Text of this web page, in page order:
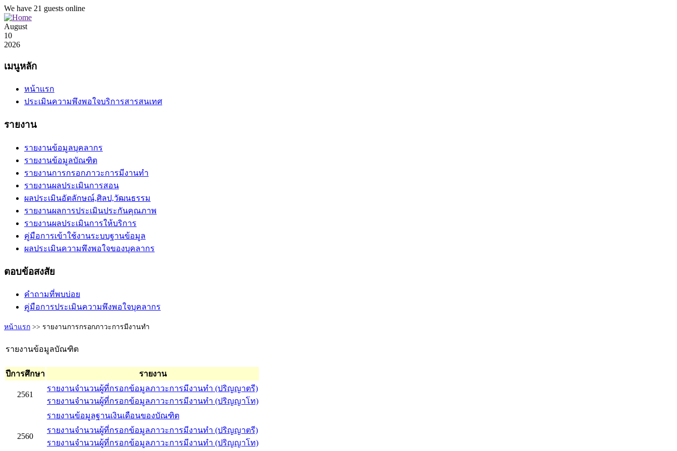
We have 21 guests online
August
10
2026
เมนูหลัก
หน้าแรก
ประเมินความพึงพอใจบริการสารสนเทศ
รายงาน
รายงานข้อมูลบุคลากร
รายงานข้อมูลบัณฑิต
รายงานการกรอกภาวะการมีงานทำ
รายงานผลประเมินการสอน
ผลประเมินอัตลักษณ์,ศิลป,วัฒนธรรม
รายงานผลการประเมินประกันคุณภาพ
รายงานผลประเมินการให้บริการ
คู่มือการเข้าใช้งานระบบฐานข้อมูล
ผลประเมินความพึงพอใจของบุคลากร
ตอบข้อสงสัย
คำถามที่พบบ่อย
คู่มือการประเมินความพึงพอใจบุคลากร
หน้าแรก >> รายงานการกรอกภาวะการมีงานทำ
รายงานข้อมูลบัณฑิต
ปีการศึกษา รายงาน
2561
รายงานจำนวนผู้ที่กรอกข้อมูลภาวะการมีงานทำ (ปริญญาตรี)
รายงานจำนวนผู้ที่กรอกข้อมูลภาวะการมีงานทำ (ปริญญาโท)
รายงานข้อมูลฐานเงินเดือนของบัณฑิต
2560
รายงานจำนวนผู้ที่กรอกข้อมูลภาวะการมีงานทำ (ปริญญาตรี)
รายงานจำนวนผู้ที่กรอกข้อมูลภาวะการมีงานทำ (ปริญญาโท)